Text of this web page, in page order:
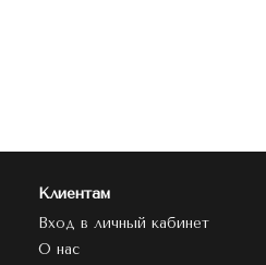
Клиентам
Вход в личный кабинет
О нас